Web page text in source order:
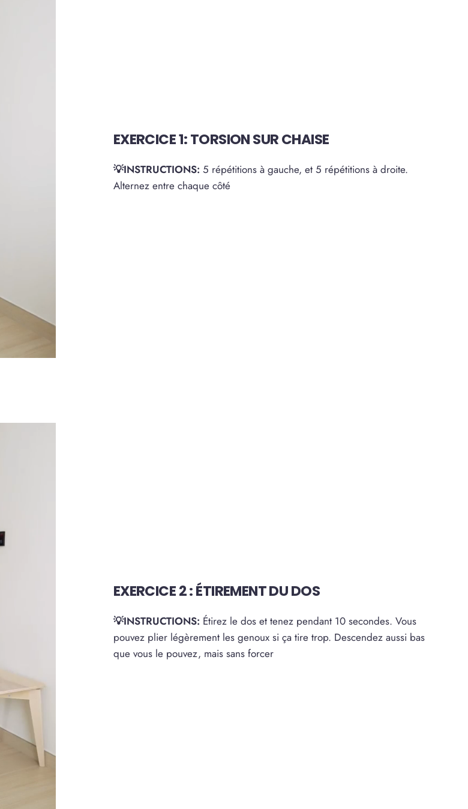
EXERCICE 1: TORSION SUR CHAISE
💡INSTRUCTIONS: 5 répétitions à gauche, et 5 répétitions à droite.
Alternez entre chaque côté
EXERCICE 2 : ÉTIREMENT DU DOS
💡INSTRUCTIONS: Étirez le dos et tenez pendant 10 secondes. Vous
pouvez plier légèrement les genoux si ça tire trop. Descendez aussi bas
que vous le pouvez, mais sans forcer